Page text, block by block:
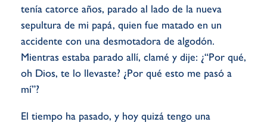
tenía catorce años, parado al lado de la nueva
sepultura de mi papá, quien fue matado en un
accidente con una desmotadora de algodón.
Mientras estaba parado allí, clamé y dije: ¿“Por qué,
oh Dios, te lo llevaste? ¿Por qué esto me pasó a
mí”?
El tiempo ha pasado, y hoy quizá tengo una